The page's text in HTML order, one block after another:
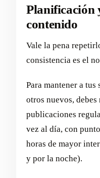
Planificación
contenido
Vale la pena
consistencia es el
Para mantener a
otros nuevos,
publicaciones
vez al día, con
horas de mayor
y por la noche).